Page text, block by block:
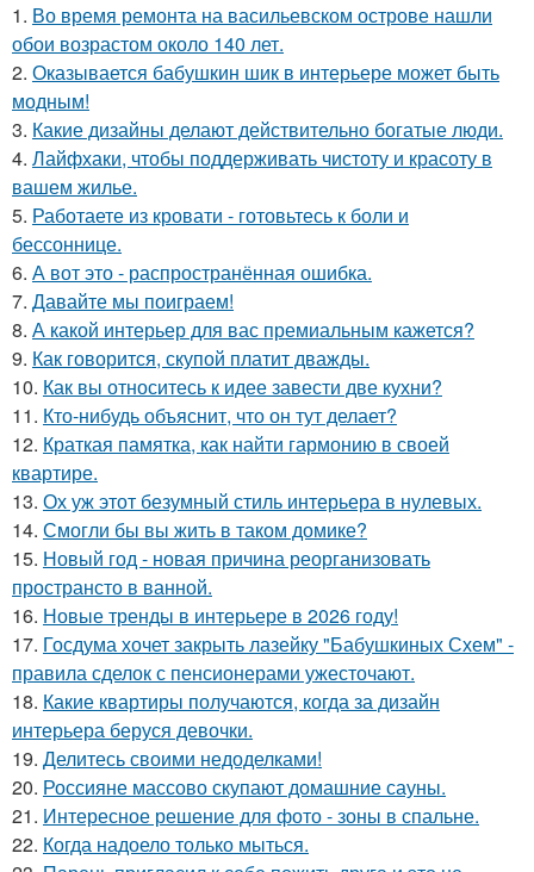
1. Во время ремонта на васильевском острове нашли
обои возрастом около 140 лет.
2. Оказывается бабушкин шик в интерьере может быть
модным!
3. Какие дизайны делают действительно богатые люди.
4. Лайфхаки, чтобы поддерживать чистоту и красоту в
вашем жилье.
5. Работаете из кровати - готовьтесь к боли и
бессоннице.
6. А вот это - распространённая ошибка.
7. Давайте мы поиграем!
8. А какой интерьер для вас премиальным кажется?
9. Как говорится, скупой платит дважды.
10. Как вы относитесь к идее завести две кухни?
11. Кто-нибудь объяснит, что он тут делает?
12. Краткая памятка, как найти гармонию в своей
квартире.
13. Ох уж этот безумный стиль интерьера в нулевых.
14. Смогли бы вы жить в таком домике?
15. Новый год - новая причина реорганизовать
пространсто в ванной.
16. Новые тренды в интерьере в 2026 году!
17. Госдума хочет закрыть лазейку "Бабушкиных Схем" -
правила сделок с пенсионерами ужесточают.
18. Какие квартиры получаются, когда за дизайн
интерьера беруся девочки.
19. Делитесь своими недоделками!
20. Россияне массово скупают домашние сауны.
21. Интересное решение для фото - зоны в спальне.
22. Когда надоело только мыться.